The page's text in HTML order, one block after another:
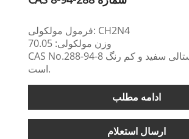
فرمول مولکولی: CH2N4
وزن مولکولی: 70.05
CAS No.288-94-8 پودر کریستالی سفید و کم رنگ
است.
ادامه مطلب
ارسال استعلام